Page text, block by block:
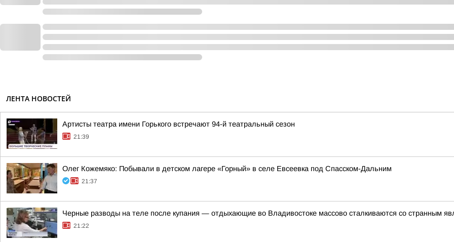
ЛЕНТА НОВОСТЕЙ
Артисты театра имени Горького встречают 94-й театральный сезон
21:39
Олег Кожемяко: Побывали в детском лагере «Горный» в селе Евсеевка под Спасском-Дальним
21:37
Черные разводы на теле после купания — отдыхающие во Владивостоке массово сталкиваются со странным
21:22